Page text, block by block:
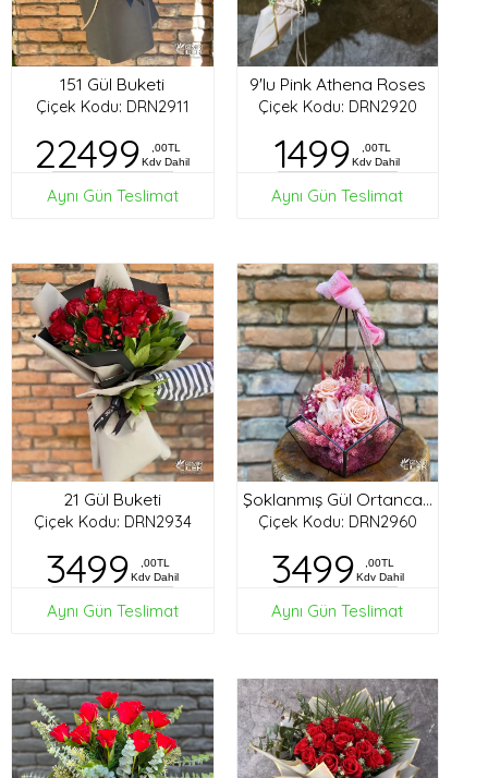
151 Gül Buketi
Çiçek Kodu: DRN2911
22499
,00TL
Kdv Dahil
Aynı Gün Teslimat
9'lu Pink Athena Roses
Çiçek Kodu: DRN2920
1499
,00TL
Kdv Dahil
Aynı Gün Teslimat
21 Gül Buketi
Çiçek Kodu: DRN2934
3499
,00TL
Kdv Dahil
Aynı Gün Teslimat
Şoklanmış Gül Ortanca Tasarım
Çiçek Kodu: DRN2960
3499
,00TL
Kdv Dahil
Aynı Gün Teslimat